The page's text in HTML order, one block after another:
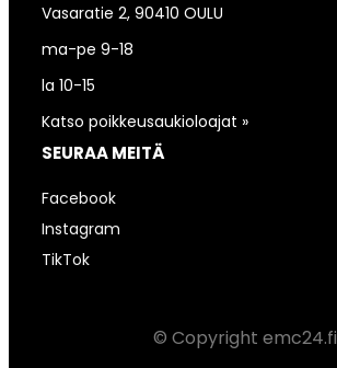
Vasaratie 2, 90410 OULU
ma-pe 9-18
la 10-15
Katso poikkeusaukioloajat »
SEURAA MEITÄ
Facebook
Instagram
TikTok
© Copyright emc24.fi